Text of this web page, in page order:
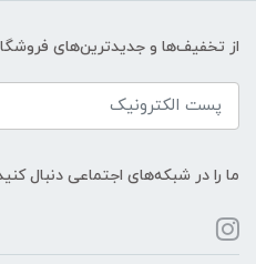
از تخفیف‌ها و جدیدترین‌های
ما را در شبکه‌های اجتماعی دنبال